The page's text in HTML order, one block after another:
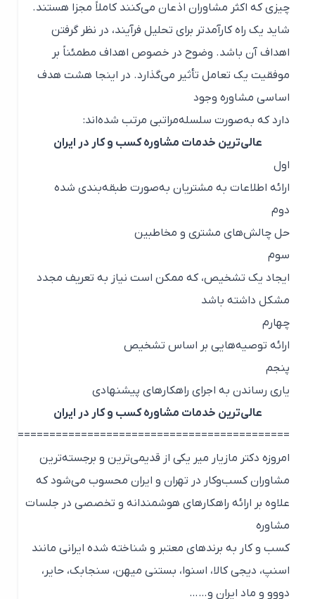
چیزی که اکثر مشاوران اذعان می‌کنند کاملاً مجزا هستند.
شاید یک راه کارآمدتر برای تحلیل فرآیند، در نظر گرفتن
اهداف آن باشد. وضوح در خصوص اهداف مطمئناً بر
موفقیت یک تعامل تأثیر می‌گذارد. در اینجا هشت هدف
اساسی مشاوره وجود
دارد که به‌صورت سلسله‌مراتبی مرتب شده‌اند:
عالی‌ترین خدمات مشاوره کسب و کار در ایران
ارائه اطلاعات به مشتریان به‌صورت طبقه‌بندی شده
حل چالش‌های مشتری و مخاطبین
سوم
ایجاد یک تشخیص، که ممکن است نیاز به تعریف مجدد
مشکل داشته باشد
چهارم
ارائه توصیه‌هایی بر اساس تشخیص
پنجم
یاری رساندن به اجرای راهکارهای پیشنهادی
عالی‌ترین خدمات مشاوره کسب و کار در ایران
امروزه دکتر مازیار میر یکی از قدیمی‌ترین و برجسته‌ترین
مشاوران کسب‌وکار در تهران و ایران محسوب می‌شود که
علاوه بر ارائه راهکارهای هوشمندانه و تخصصی در جلسات
مشاوره
کسب و کار به برندهای معتبر و شناخته شده ایرانی مانند
اسنپ، دیجی کالا، اسنوا، بستنی میهن، سنجابک، حایر،
دووو و ماد ایران و……